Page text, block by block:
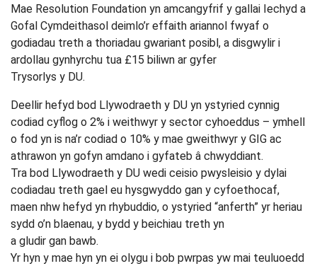
Mae Resolution Foundation yn amcangyfrif y gallai Iechyd a
Gofal Cymdeithasol deimlo’r effaith ariannol fwyaf o
godiadau treth a thoriadau gwariant posibl, a disgwylir i
ardollau gynhyrchu tua £15 biliwn ar gyfer
Trysorlys y DU.
Deellir hefyd bod Llywodraeth y DU yn ystyried cynnig
codiad cyflog o 2% i weithwyr y sector cyhoeddus – ymhell
o fod yn is na’r codiad o 10% y mae gweithwyr y GIG ac
athrawon yn gofyn amdano i gyfateb â chwyddiant.
Tra bod Llywodraeth y DU wedi ceisio pwysleisio y dylai
codiadau treth gael eu hysgwyddo gan y cyfoethocaf,
maen nhw hefyd yn rhybuddio, o ystyried “anferth” yr heriau
sydd o’n blaenau, y bydd y beichiau treth yn
a gludir gan bawb.
Yr hyn y mae hyn yn ei olygu i bob pwrpas yw mai teuluoedd